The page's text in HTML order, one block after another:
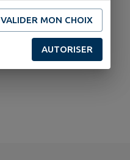
VALIDER MON CHOIX
AUTORISER